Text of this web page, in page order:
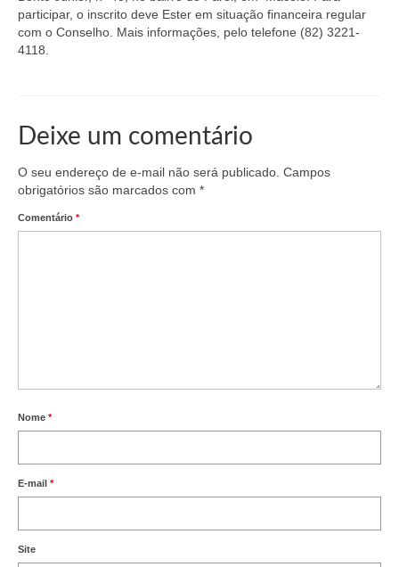
Valores dos serviços
Fale Conosco
NEP
participar, o inscrito deve Ester em situação financeira regular
com o Conselho. Mais informações, pelo telefone (82) 3221-
4118.
Deixe um comentário
O seu endereço de e-mail não será publicado. Campos
obrigatórios são marcados com *
Comentário *
Nome *
E-mail *
Site